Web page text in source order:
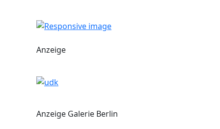
Anzeige
Anzeige Galerie Berlin